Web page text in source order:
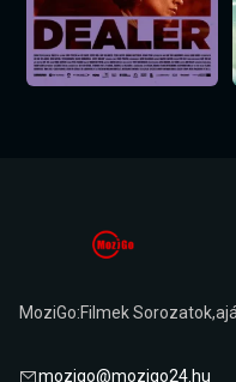
MoziGo:Filmek
mozigo@mozigo24.hu